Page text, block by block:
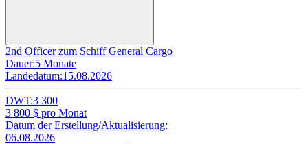
2nd Officer zum Schiff General Cargo
Dauer:5 Monate
Landedatum:15.08.2026
DWT:3 300
3 800 $ pro Monat
Datum der Erstellung/Aktualisierung:
06.08.2026